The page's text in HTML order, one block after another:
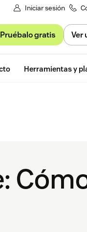
Iniciar sesión
Pruébalo gratis Ver
Herramientas y